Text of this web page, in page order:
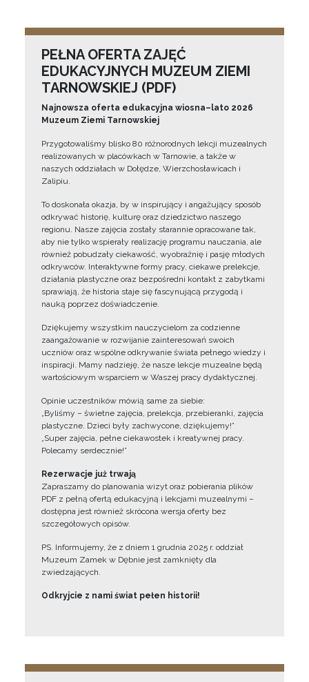
PEŁNA OFERTA ZAJĘĆ
EDUKACYJNYCH MUZEUM ZIEMI
TARNOWSKIEJ (PDF)
Najnowsza oferta edukacyjna wiosna–lato 2026
Muzeum Ziemi Tarnowskiej
Przygotowaliśmy blisko 80 różnorodnych lekcji muzealnych
realizowanych w placówkach w Tarnowie, a także w
naszych oddziałach w Dołędze, Wierzchosławicach i
Zalipiu.
To doskonała okazja, by w inspirujący i angażujący sposób
odkrywać historię, kulturę oraz dziedzictwo naszego
regionu. Nasze zajęcia zostały starannie opracowane tak,
aby nie tylko wspierały realizację programu nauczania, ale
również pobudzały ciekawość, wyobraźnię i pasję młodych
odkrywców. Interaktywne formy pracy, ciekawe prelekcje,
działania plastyczne oraz bezpośredni kontakt z zabytkami
sprawiają, że historia staje się fascynującą przygodą i
nauką poprzez doświadczenie.
Dziękujemy wszystkim nauczycielom za codzienne
zaangażowanie w rozwijanie zainteresowań swoich
uczniów oraz wspólne odkrywanie świata pełnego wiedzy i
inspiracji. Mamy nadzieję, że nasze lekcje muzealne będą
wartościowym wsparciem w Waszej pracy dydaktycznej.
Opinie uczestników mówią same za siebie:
„Byliśmy – świetne zajęcia, prelekcja, przebieranki, zajęcia
plastyczne. Dzieci były zachwycone, dziękujemy!”
„Super zajęcia, pełne ciekawostek i kreatywnej pracy.
Polecamy serdecznie!”
Rezerwacje już trwają
Zapraszamy do planowania wizyt oraz pobierania plików
PDF z pełną ofertą edukacyjną i lekcjami muzealnymi –
dostępna jest również skrócona wersja oferty bez
szczegółowych opisów.
PS. Informujemy, że z dniem 1 grudnia 2025 r. oddział
Muzeum Zamek w Dębnie jest zamknięty dla
zwiedzających.
Odkryjcie z nami świat pełen historii!